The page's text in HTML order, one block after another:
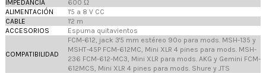
IMPEDANCIA
600 Ω
ALIMENTACIÓN
1'5 a 8 V CC
CABLE
1'2 m
ACCESORIOS
Espuma quitavientos
COMPATIBILIDAD
FCM-612, jack 3'5 mm estéreo 90º para mods. MSH-135 y
MSHT-45P FCM-612MC, Mini XLR 4 pines para mods. MSH-
236 FCM-612-MC3, Mini XLR para mods. AKG y Gemini FCM-
612MCS, Mini XLR 4 pines para mods. Shure y JTS